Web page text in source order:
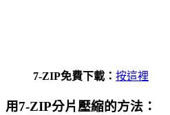
7-ZIP免費下載： 按這裡
用7-ZIP分片壓縮的方法：